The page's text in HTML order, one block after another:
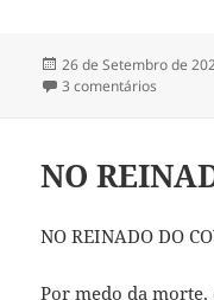
Publicado
a
26 de Setembro de
3 comentários
NO
NO REINADO DO
Por medo da morte,